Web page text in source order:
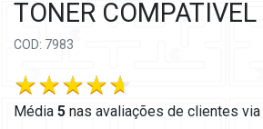
TONER COMPATIVEL
COD: 7983
Média 5 nas avaliações de clientes via